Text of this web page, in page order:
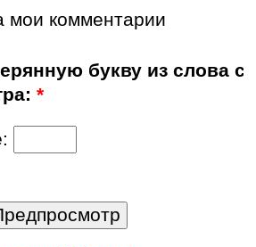
мои комментарии
букву из слова с
*